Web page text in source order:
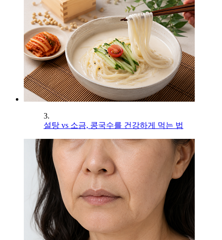
3.
설탕 vs 소금, 콩국수를 건강하게 먹는 법